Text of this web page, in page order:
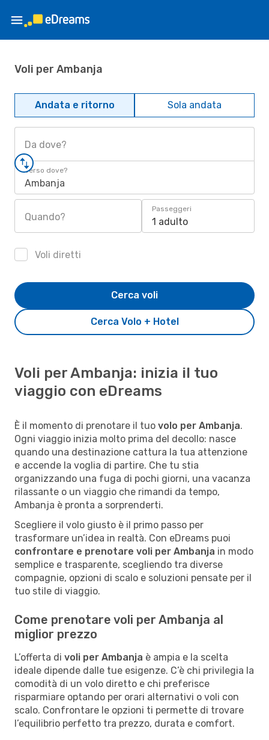
Voli per Ambanja
Andata e ritorno Sola andata
Da dove?
Verso dove?
Ambanja
Quando?
Passeggeri
1 adulto
Voli diretti
Cerca Volo + Hotel
Cerca voli
Voli per Ambanja: inizia il tuo
viaggio con eDreams
È il momento di prenotare il tuo volo per Ambanja.
Ogni viaggio inizia molto prima del decollo: nasce
quando una destinazione cattura la tua attenzione
e accende la voglia di partire. Che tu stia
organizzando una fuga di pochi giorni, una vacanza
rilassante o un viaggio che rimandi da tempo,
Ambanja è pronta a sorprenderti.
Scegliere il volo giusto è il primo passo per
trasformare un’idea in realtà. Con eDreams puoi
confrontare e prenotare voli per Ambanja in modo
semplice e trasparente, scegliendo tra diverse
compagnie, opzioni di scalo e soluzioni pensate per il
tuo stile di viaggio.
Come prenotare voli per Ambanja al
miglior prezzo
L’offerta di voli per Ambanja è ampia e la scelta
ideale dipende dalle tue esigenze. C’è chi privilegia la
comodità di un volo diretto e chi preferisce
risparmiare optando per orari alternativi o voli con
scalo. Confrontare le opzioni ti permette di trovare
l’equilibrio perfetto tra prezzo, durata e comfort.